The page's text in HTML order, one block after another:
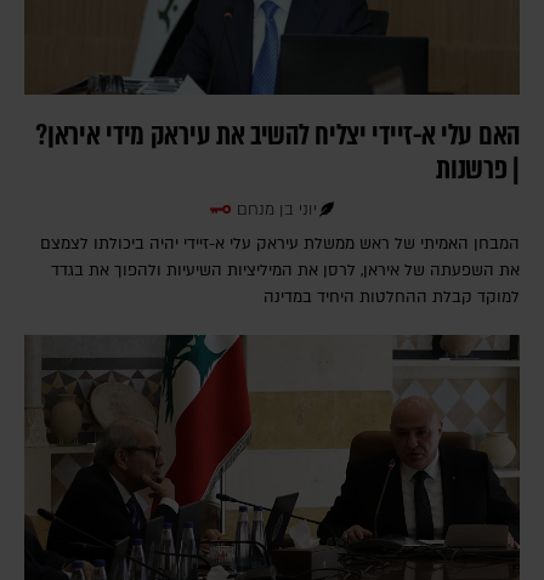
האם עלי א-זיידי יצליח להשיב את עיראק מידי איראן?
| פרשנות
יוני בן מנחם
המבחן האמיתי של ראש ממשלת עיראק עלי א-זיידי יהיה ביכולתו לצמצם
את השפעתה של איראן, לרסן את המיליציות השיעיות ולהפוך את בגדד
למוקד קבלת ההחלטות היחיד במדינה